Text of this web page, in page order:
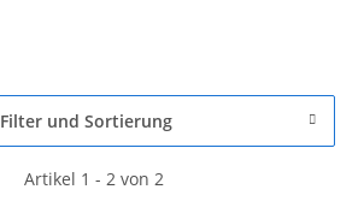
Filter und Sortierung
Artikel 1 - 2 von 2